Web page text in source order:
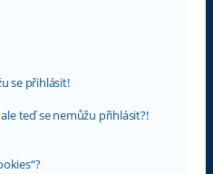
se přihlásit!
teď se nemůžu přihlásit?!